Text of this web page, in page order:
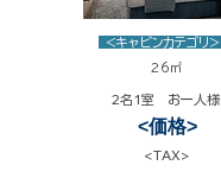
<キャビンカテゴリ>
26㎡
2名1室 お一人様
<価格>
<TAX>